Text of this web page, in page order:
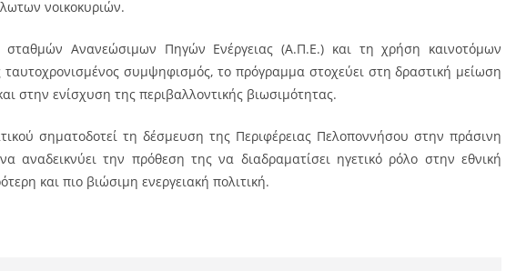
νοικοκυριών.
Ανανεώσιμων Πηγών Ενέργειας (Α.Π.Ε.) και τη χρήση καινοτόμων
ταυτοχρονισμένος συμψηφισμός, το πρόγραμμα στοχεύει στη δραστική μείωση
στην ενίσχυση της περιβαλλοντικής βιωσιμότητας.
σηματοδοτεί τη δέσμευση της Περιφέρειας Πελοποννήσου στην πράσινη
αναδεικνύει την πρόθεση της να διαδραματίσει ηγετικό ρόλο στην εθνική
και πιο βιώσιμη ενεργειακή πολιτική.